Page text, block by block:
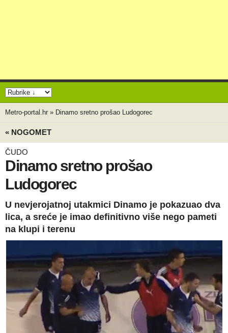
Metro-portal.hr » Dinamo sretno prošao Ludogorec
« NOGOMET
ČUDO
Dinamo sretno prošao
Ludogorec
U nevjerojatnoj utakmici Dinamo je pokazuao dva
lica, a sreće je imao definitivno više nego pameti
na klupi i terenu